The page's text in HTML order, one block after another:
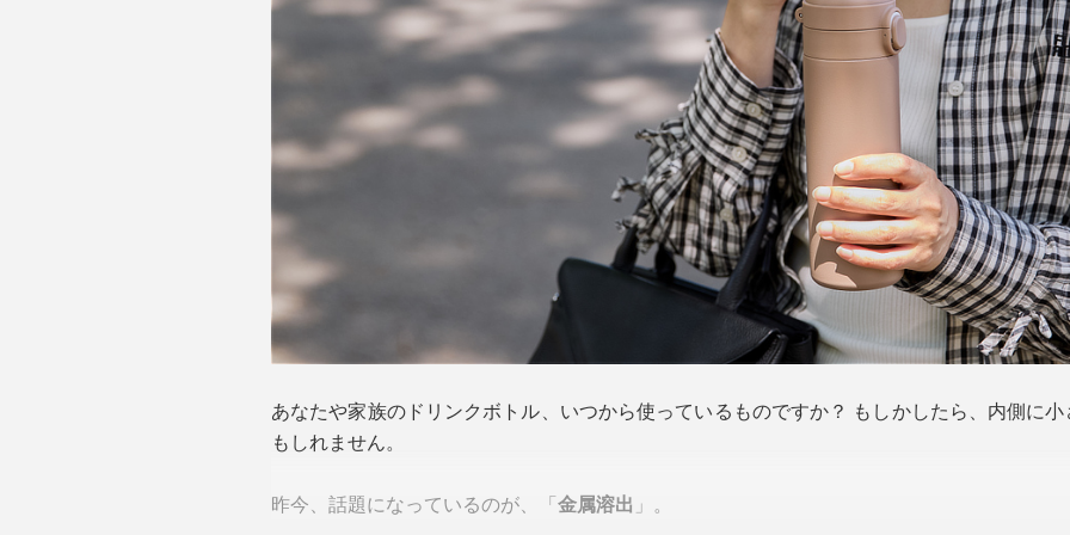
あなたや家族のドリンクボトル、いつから使っているものですか？ もしかしたら、内側に
もしれません。
昨今、話題になっているのが、「金属溶出 」。